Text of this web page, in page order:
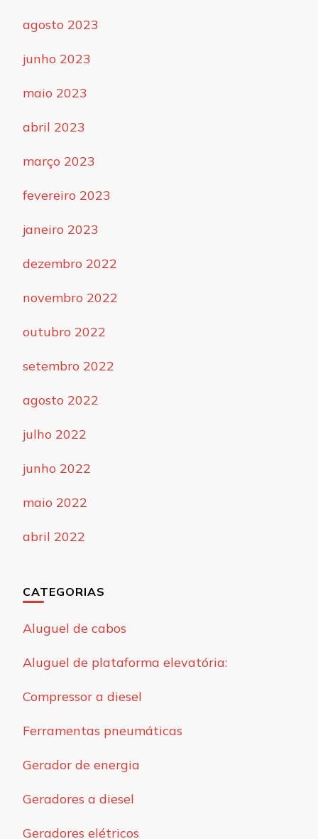
agosto 2023
junho 2023
maio 2023
abril 2023
março 2023
fevereiro 2023
janeiro 2023
dezembro 2022
novembro 2022
outubro 2022
setembro 2022
agosto 2022
julho 2022
junho 2022
maio 2022
abril 2022
CATEGORIAS
Aluguel de cabos
Aluguel de plataforma elevatória:
Compressor a diesel
Ferramentas pneumáticas
Gerador de energia
Geradores a diesel
Geradores elétricos